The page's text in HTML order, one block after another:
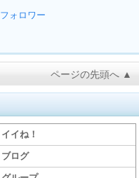
フォロワー
ページの先頭へ ▲
イイね！
ブログ